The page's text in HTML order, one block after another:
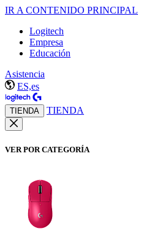
IR A CONTENIDO PRINCIPAL
Logitech
Empresa
Educación
Asistencia
ES,es
TIENDA TIENDA
VER POR CATEGORÍA